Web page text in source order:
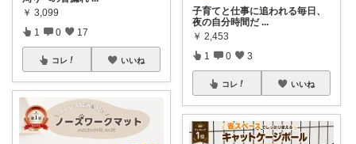
￥ 3,099
1 0 17
コレ いいね
子育てと仕事に追われる毎日、
夜の自分時間だ ...
￥ 2,453
1 0 3
コレ いいね